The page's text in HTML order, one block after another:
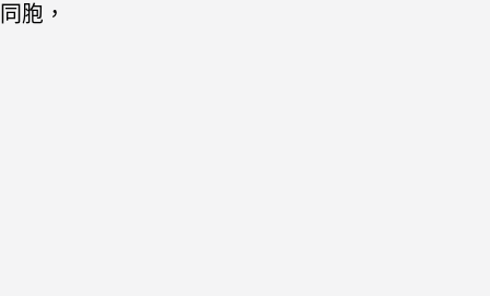
同胞，